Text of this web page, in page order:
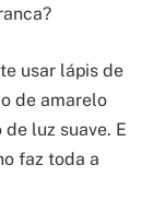
usar lápis de
de amarelo
luz suave. E
faz toda a